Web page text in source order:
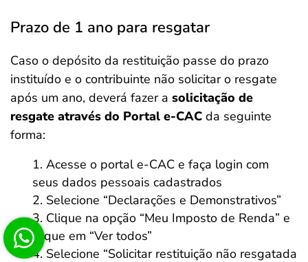
Prazo de 1 ano para resgatar
Caso o depósito da restituição passe do prazo
instituído e o contribuinte não solicitar o resgate
após um ano, deverá fazer a solicitação de
resgate através do Portal e-CAC da seguinte
forma:
Acesse o portal e-CAC e faça login com
seus dados pessoais cadastrados
Selecione “Declarações e Demonstrativos”
Clique na opção “Meu Imposto de Renda” e
clique em “Ver todos”
Selecione “Solicitar restituição não resgatada